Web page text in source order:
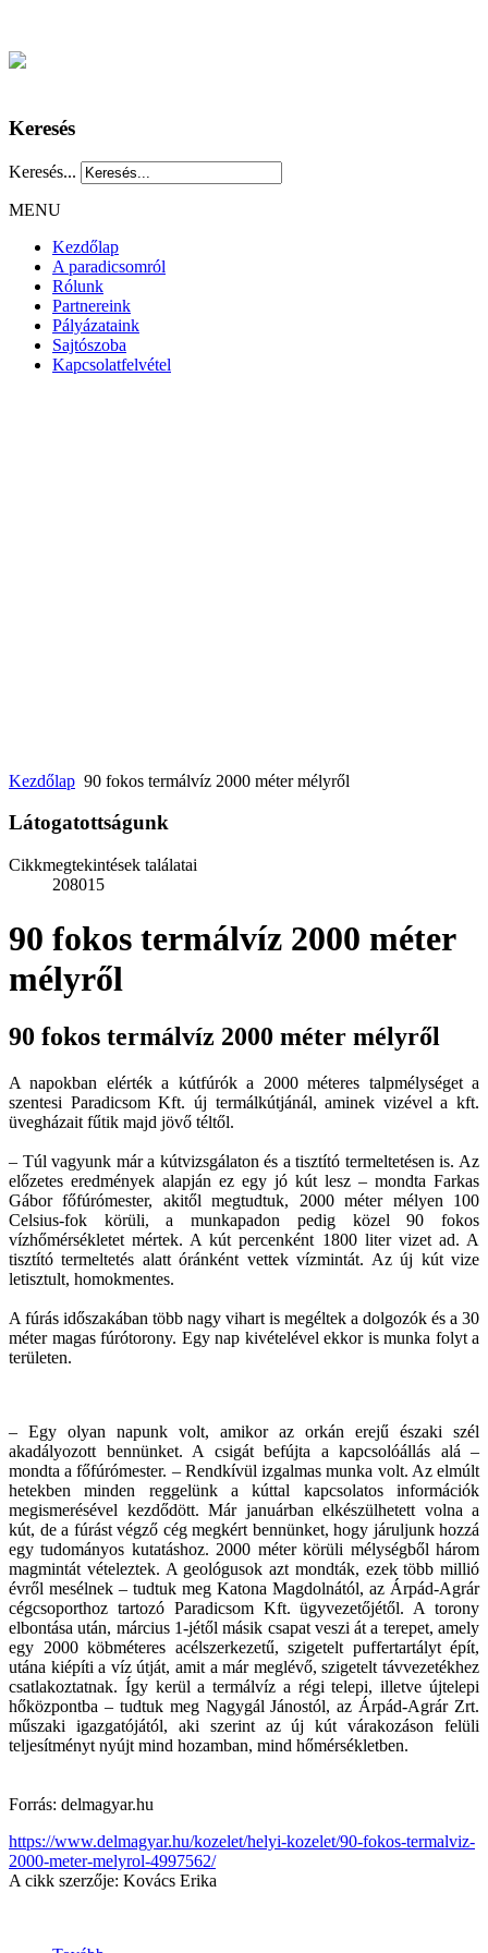
Keresés
Keresés...
MENU
Kezdőlap
A paradicsomról
Rólunk
Partnereink
Pályázataink
Sajtószoba
Kapcsolatfelvétel
Kezdőlap 90 fokos termálvíz 2000 méter mélyről
Látogatottságunk
Cikkmegtekintések találatai
208015
90 fokos termálvíz 2000 méter
mélyről
90 fokos termálvíz 2000 méter mélyről
A napokban elérték a kútfúrók a 2000 méteres talpmélységet a
szentesi Paradicsom Kft. új termálkútjánál, aminek vizével a kft.
üvegházait fűtik majd jövő téltől.
– Túl vagyunk már a kútvizsgálaton és a tisztító termeltetésen is. Az
előzetes eredmények alapján ez egy jó kút lesz – mondta Farkas
Gábor főfúrómester, akitől megtudtuk, 2000 méter mélyen 100
Celsius-fok körüli, a munkapadon pedig közel 90 fokos
vízhőmérsékletet mértek. A kút percenként 1800 liter vizet ad. A
tisztító termeltetés alatt óránként vettek vízmintát. Az új kút vize
letisztult, homokmentes.
A fúrás időszakában több nagy vihart is megéltek a dolgozók és a 30
méter magas fúrótorony. Egy nap kivételével ekkor is munka folyt a
területen.
– Egy olyan napunk volt, ami­­kor az orkán erejű északi szél
akadályozott bennünket. A csigát befújta a kapcsolóállás alá –
mondta a főfúrómester. – Rendkívül izgalmas munka volt. Az elmúlt
hetekben minden reggelünk a kúttal kapcsolatos információk
megismerésével kezdődött. Már januárban elkészülhetett volna a
kút, de a fúrást végző cég megkért bennünket, hogy járuljunk hozzá
egy tudományos kutatáshoz. 2000 méter körüli mélységből három
magmintát vételeztek. A geológusok azt mondták, ezek több millió
évről mesélnek – tudtuk meg Katona Magdolnától, az Árpád-Agrár
cégcsoporthoz tartozó Paradicsom Kft. ügyvezetőjétől. A torony
elbontása után, március 1-jétől másik csapat ve­­szi át a terepet, amely
egy 2000 köbméteres acélszerkezetű, szigetelt puffertartályt épít,
utána kiépíti a víz útját, amit a már meglévő, szigetelt távvezetékhez
csatlakoztatnak. Így kerül a termálvíz a régi telepi, illetve újtelepi
hőközpontba – tudtuk meg Nagygál Jánostól, az Árpád-Agrár Zrt.
műszaki igazgatójától, aki szerint az új kút várakozáson felüli
teljesítményt nyújt mind hozamban, mind hőmérsékletben.
Forrás: delmagyar.hu
https://www.delmagyar.hu/kozelet/helyi-kozelet/90-fokos-termalviz-
2000-meter-melyrol-4997562/
A cikk szerzője: Kovács Erika